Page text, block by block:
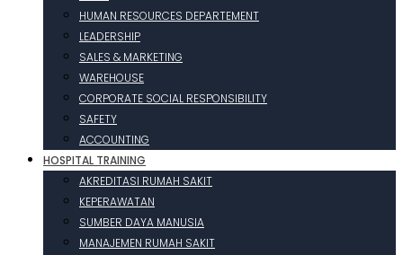
HUMAN RESOURCES DEPARTEMENT
LEADERSHIP
SALES & MARKETING
WAREHOUSE
CORPORATE SOCIAL RESPONSIBILITY
SAFETY
ACCOUNTING
HOSPITAL TRAINING
AKREDITASI RUMAH SAKIT
KEPERAWATAN
SUMBER DAYA MANUSIA
MANAJEMEN RUMAH SAKIT